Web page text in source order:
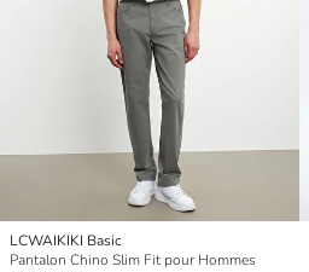
LCWAIKIKI Basic
Pantalon Chino Slim Fit pour Hommes